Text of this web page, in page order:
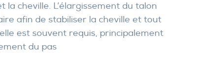
cheville. L’élargissement du talon
afin de stabiliser la cheville et tout
est souvent requis, principalement
du pas